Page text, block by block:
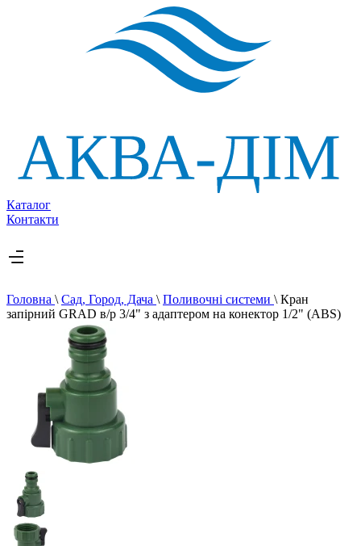
Каталог
Контакти
Головна \ Сад, Город, Дача \ Поливочні системи \ Кран
запірний GRAD в/р 3/4" з адаптером на конектор 1/2" (ABS)